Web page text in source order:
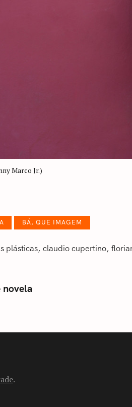
Marco Jr.)
BÁ, QUE IMAGEM
plásticas claudio cupertino
novela
.